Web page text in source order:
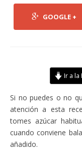
GOOGLE +
Ir a la
Si no puedes o no
atención a esta
tomes azúcar
cuando conviene
añadido.